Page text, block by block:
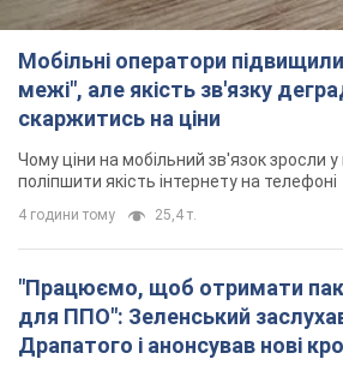
Мобільні оператори
межі", але якість зв'язку
скаржитись на ціни
Чому ціни на мобільний зв'язок зросли у
поліпшити якість інтернету на телефоні
4 години тому 25,4 т.
"Працюємо, щоб отримати
для ППО": Зеленський
Драпатого і анонсував нові